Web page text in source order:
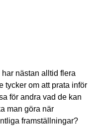
nästan alltid flera
tycker om att prata inför
för andra vad de kan
man göra när
framställningar?